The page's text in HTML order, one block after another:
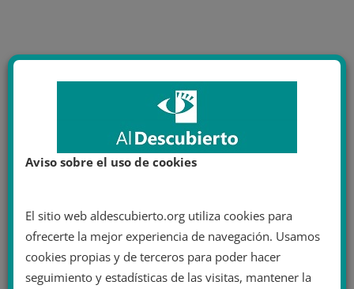
Aviso sobre el uso de cookies
El sitio web aldescubierto.org utiliza cookies para
ofrecerte la mejor experiencia de navegación. Usamos
cookies propias y de terceros para poder hacer
seguimiento y estadísticas de las visitas, mantener la